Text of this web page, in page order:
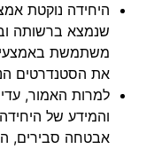
היחידה נוקטת
שנמצא ברשותה
משתמשת באמצעי
את הסטנדרטים
למרות האמור,
והמידע של
אבטחה סבירים,